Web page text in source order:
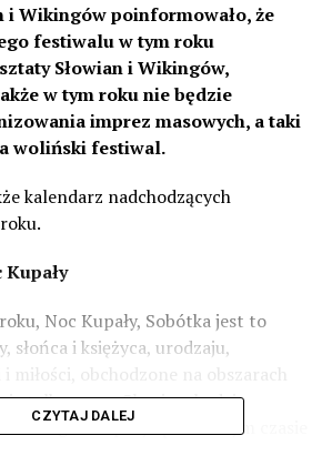
i Wikingów poinformowało, że
festiwalu w tym roku
Słowian i Wikingów,
w tym roku nie będzie
imprez masowych, a taki
woliński festiwal.
kalendarz nadchodzących
Kupały
Noc Kupały, Sobótka jest to
słońca i księżyca, urodzaju,
i miłości, obchodzone na obszarach
tylko przez Słowian, będzie
każdego kto przybędzie w tym czasie
CZYTAJ DALEJ